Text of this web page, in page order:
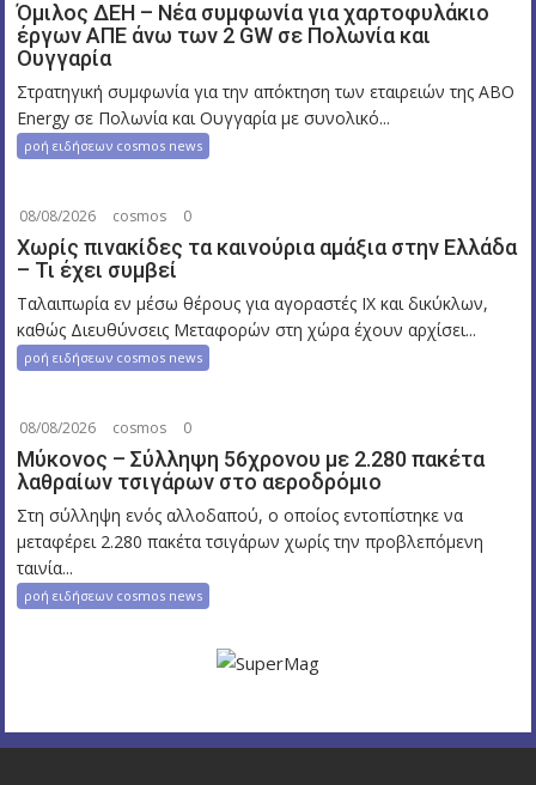
Όμιλος ΔΕΗ – Νέα συμφωνία για χαρτοφυλάκιο
έργων ΑΠΕ άνω των 2 GW σε Πολωνία και
Ουγγαρία
Στρατηγική συμφωνία για την απόκτηση των εταιρειών της ABO
Energy σε Πολωνία και Ουγγαρία με συνολικό...
ροή ειδήσεων cosmos news
08/08/2026 cosmos 0
Χωρίς πινακίδες τα καινούρια αμάξια στην Ελλάδα
– Τι έχει συμβεί
Ταλαιπωρία εν μέσω θέρους για αγοραστές ΙΧ και δικύκλων,
καθώς Διευθύνσεις Μεταφορών στη χώρα έχουν αρχίσει...
ροή ειδήσεων cosmos news
08/08/2026 cosmos 0
Μύκονος – Σύλληψη 56χρονου με 2.280 πακέτα
λαθραίων τσιγάρων στο αεροδρόμιο
Στη σύλληψη ενός αλλοδαπού, ο οποίος εντοπίστηκε να
μεταφέρει 2.280 πακέτα τσιγάρων χωρίς την προβλεπόμενη
ταινία...
ροή ειδήσεων cosmos news